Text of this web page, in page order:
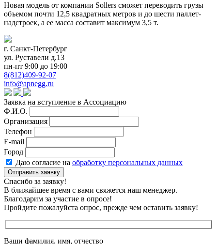
Новая модель от компании Sollers сможет переводить грузы
объемом почти 12,5 квадратных метров и до шести паллет-
надстроек, а ее масса составит максимум 3,5 т.
г. Санкт-Петербург
ул. Руставели д.13
пн-пт 9:00 до 19:00
8(812)409-92-07
info@apnegg.ru
Заявка на вступление в Ассоциацию
Ф.И.О.
Организация
Телефон
E-mail
Город
Даю согласие на обработку персональных данных
Отправить заявку
Спасибо за заявку!
В ближайшее время с вами свяжется наш менеджер.
Благодарим за участие в опросе!
Пройдите пожалуйста опрос, прежде чем оставить заявку!
Ваши фамилия, имя, отчество